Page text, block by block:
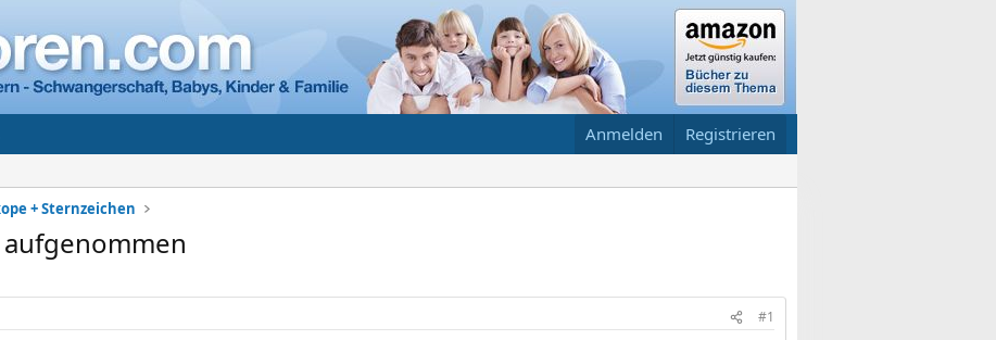
Anmelden Registrieren
+ Sternzeichen
#1